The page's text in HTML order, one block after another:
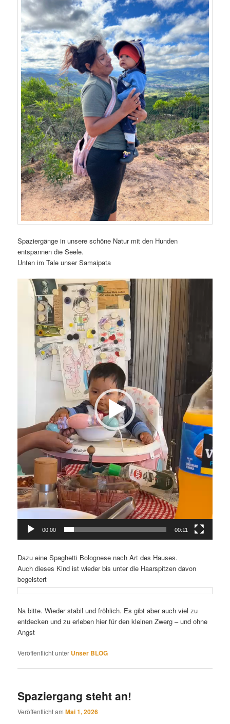
Spaziergänge in unsere schöne Natur mit den Hunden
entspannen die Seele.
Unten im Tale unser Samaipata
Video-
Player
00:00 00:11
Dazu eine Spaghetti Bolognese nach Art des Hauses.
Auch dieses Kind ist wieder bis unter die Haarspitzen davon
begeistert
Na bitte. Wieder stabil und fröhlich. Es gibt aber auch viel zu
entdecken und zu erleben hier für den kleinen Zwerg – und ohne
Angst
Veröffentlicht unter Unser BLOG
Spaziergang steht an!
Veröffentlicht amMai 1, 2026